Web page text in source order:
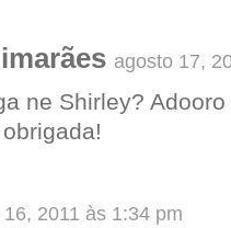
agosto 17,
ne Shirley?
2011 às 1:34 pm